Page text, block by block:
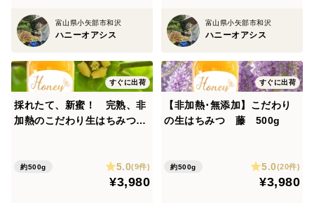
富山県小矢部市和沢
ハニーオアシス
富山県小矢部市和沢
ハニーオアシス
すぐに出荷
採れたて、新蜜！ 完熟、非
加熱のこだわり生はちみつ
約500g 5.0(9件)
¥3,980
すぐに出荷
【非加熱･無添加】こだわり
の生はちみつ 藤 500g
約500g 5.0(20件)
¥3,980